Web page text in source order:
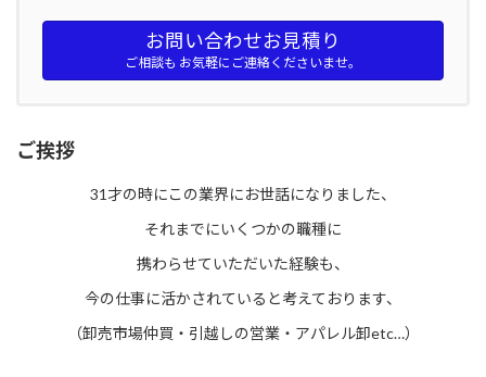
お問い合わせお見積り
ご相談も お気軽にご連絡くださいませ。
ご挨拶
31才の時にこの業界にお世話になりました、
それまでにいくつかの職種に
携わらせていただいた経験も、
今の仕事に活かされていると考えております、
（卸売市場仲買・引越しの営業・アパレル卸etc…）